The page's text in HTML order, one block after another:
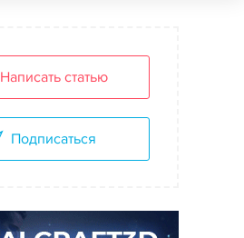
Написать статью
Подписаться